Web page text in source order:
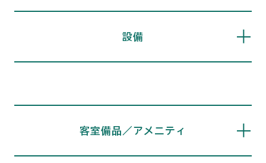
設備
客室備品／アメニティ